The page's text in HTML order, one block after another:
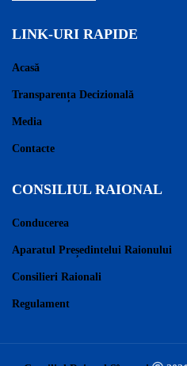
LINK-URI RAPIDE
Acasă
Transparența Decizională
Media
Contacte
CONSILIUL RAIONAL
Conducerea
Aparatul Președintelui Raionului
Consilieri Raionali
Regulament